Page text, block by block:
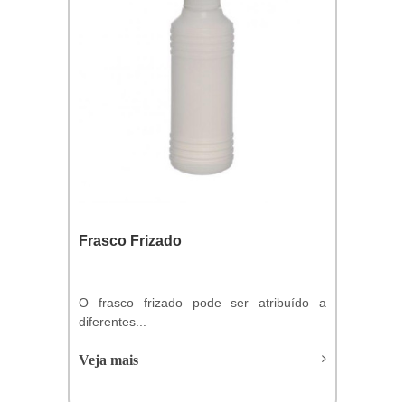
Frasco Frizado
O frasco frizado pode ser atribuído a
diferentes...
Veja mais